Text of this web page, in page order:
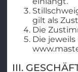
gilt als
Die
Die
III.